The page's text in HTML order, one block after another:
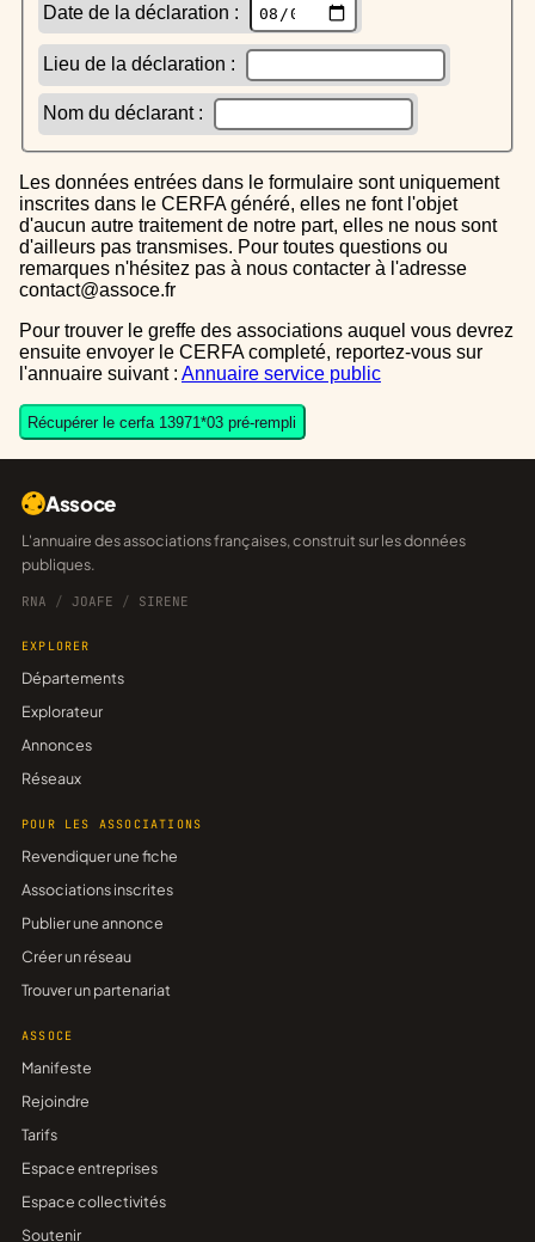
Date de la déclaration :
Lieu de la déclaration :
Nom du déclarant :
Les données entrées dans le formulaire sont uniquement
inscrites dans le CERFA généré, elles ne font l'objet
d'aucun autre traitement de notre part, elles ne nous sont
d'ailleurs pas transmises. Pour toutes questions ou
remarques n'hésitez pas à nous contacter à l'adresse
contact@assoce.fr
Pour trouver le greffe des associations auquel vous devrez
ensuite envoyer le CERFA completé, reportez-vous sur
l'annuaire suivant : Annuaire service public
Récupérer le cerfa 13971*03 pré-rempli
Assoce
L'annuaire des associations françaises, construit sur les données
publiques.
RNA / JOAFE / SIRENE
EXPLORER
Départements
Explorateur
Annonces
Réseaux
POUR LES ASSOCIATIONS
Revendiquer une fiche
Associations inscrites
Publier une annonce
Créer un réseau
Trouver un partenariat
ASSOCE
Manifeste
Rejoindre
Tarifs
Espace entreprises
Espace collectivités
Soutenir